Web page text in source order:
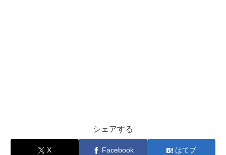
シェアする
X Facebook はてブ